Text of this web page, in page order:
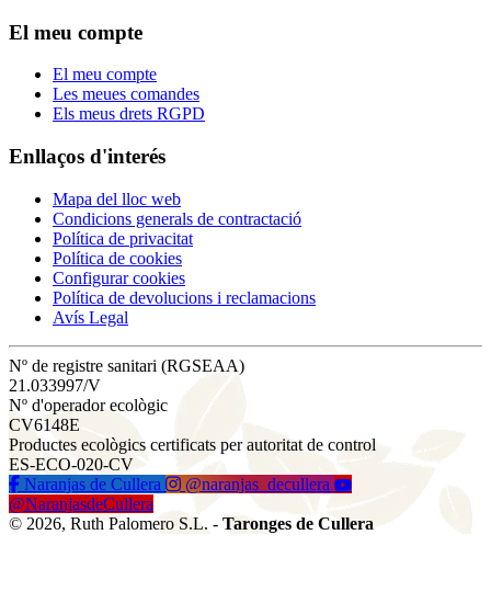
El meu compte
El meu compte
Les meues comandes
Els meus drets RGPD
Enllaços d'interés
Mapa del lloc web
Condicions generals de contractació
Política de privacitat
Política de cookies
Configurar cookies
Política de devolucions i reclamacions
Avís Legal
Nº de registre sanitari (RGSEAA)
21.033997/V
Nº d'operador ecològic
CV6148E
Productes ecològics certificats per autoritat de control
ES-ECO-020-CV
Naranjas de Cullera
@naranjas_decullera
@NaranjasdeCullera
© 2026, Ruth Palomero S.L. - Taronges de Cullera